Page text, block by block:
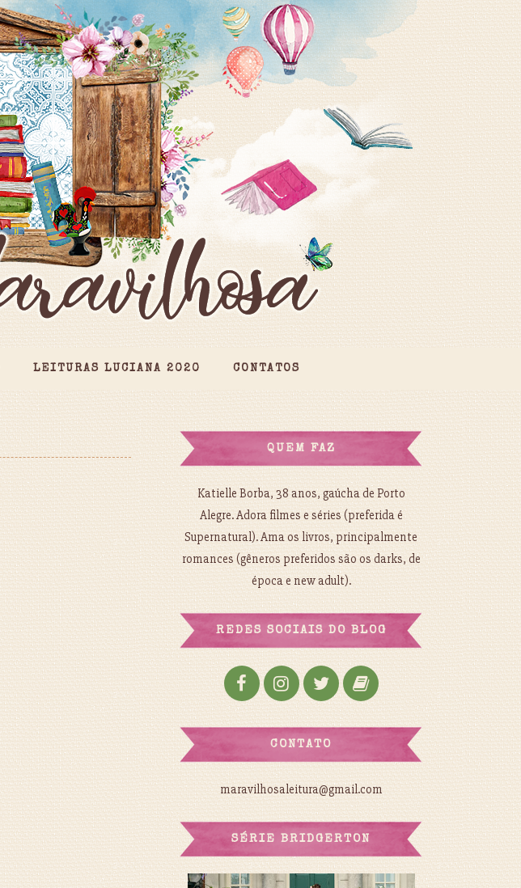
LEITURAS LUCIANA 2020 CONTATOS
QUEM FAZ
Katielle Borba, 38 anos, gaúcha de Porto
Alegre. Adora filmes e séries (preferida é
Supernatural). Ama os livros, principalmente
romances (gêneros preferidos são os darks, de
época e new adult).
REDES SOCIAIS DO BLOG
CONTATO
maravilhosaleitura@gmail.com
SÉRIE BRIDGERTON